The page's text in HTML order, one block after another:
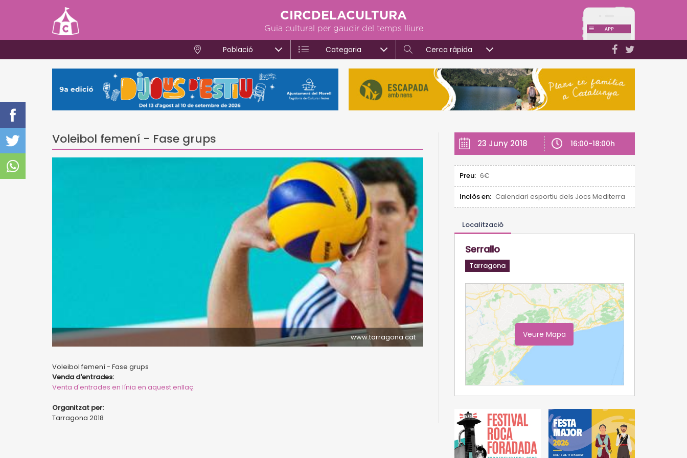
CIRCDELACULTURA
Guia cultural per gaudir del temps lliure
Població Categoria Cerca ràpida
Voleibol femení - Fase grups
www.tarragona.cat
Voleibol femení - Fase grups
Venda d'entrades:
Venta d'entrades en línia en aquest enllaç.
Organitzat per:
Tarragona 2018
23 Juny 2018 16:00-18:00h
Preu: 6€
Inclòs en: Calendari esportiu dels Jocs Mediterranis Tarragona 2018
Localització
Serrallo
Tarragona
Veure Mapa